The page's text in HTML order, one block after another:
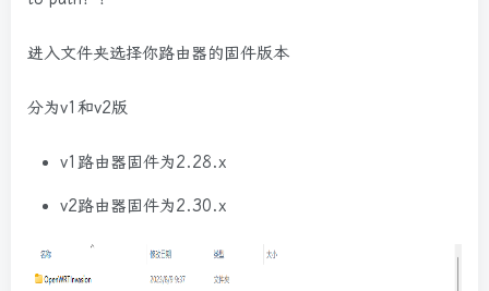
进入文件夹选择你路由器的固件版本
分为v1和v2版
v1路由器固件为2.28.x
v2路由器固件为2.30.x